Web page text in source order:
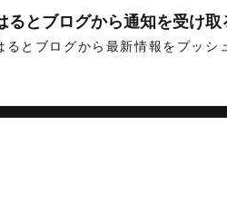
て情報発信しています
るとブログから通知を受け取
るとブログから最新情報をプッシ